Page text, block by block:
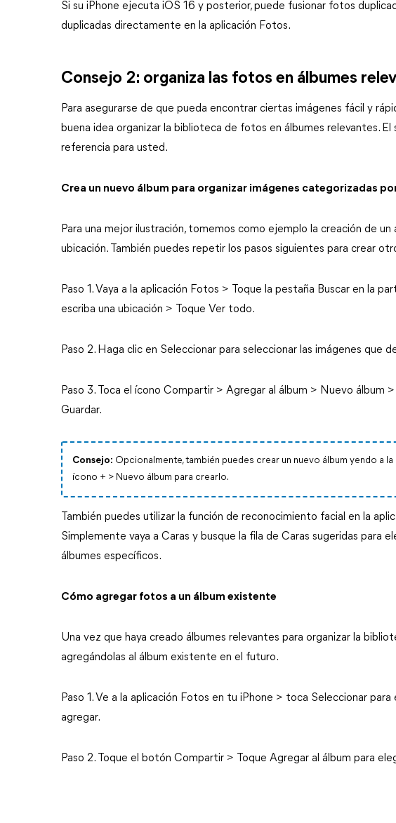
Si su iPhone ejecuta iOS 16 y posterior, puede fusionar fotos
duplicadas directamente en la aplicación Fotos.
Consejo 2: organiza las fotos en álbumes
Para asegurarse de que pueda encontrar ciertas imágenes fácil y
buena idea organizar la biblioteca de fotos en álbumes relevantes.
referencia para usted.
Crea un nuevo álbum para organizar imágenes categorizadas
Para una mejor ilustración, tomemos como ejemplo la creación de
ubicación. También puedes repetir los pasos siguientes para crear
Paso 1. Vaya a la aplicación Fotos > Toque la pestaña Buscar en la
escriba una ubicación > Toque Ver todo.
Paso 2. Haga clic en Seleccionar para seleccionar las imágenes que
Paso 3. Toca el ícono Compartir > Agregar al álbum > Nuevo álbum
Guardar.
Consejo: Opcionalmente, también puedes crear un nuevo álbum yendo a
ícono + > Nuevo álbum para crearlo.
También puedes utilizar la función de reconocimiento facial en la
Simplemente vaya a Caras y busque la fila de Caras sugeridas para
álbumes específicos.
Cómo agregar fotos a un álbum existente
Una vez que haya creado álbumes relevantes para organizar la
agregándolas al álbum existente en el futuro.
Paso 1. Ve a la aplicación Fotos en tu iPhone > toca Seleccionar
agregar.
Paso 2. Toque el botón Compartir > Toque Agregar al álbum para